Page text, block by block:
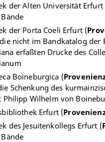
der Alten Universität Erfurt
der Porta Coeli Erfurt (
nicht im Bandkatalog der
erfaßten Drucke des
Boineburgica (
Schenkung des
Philipp Wilhelm von
Erfurt (
des Jesuitenkollegs Erfurt (